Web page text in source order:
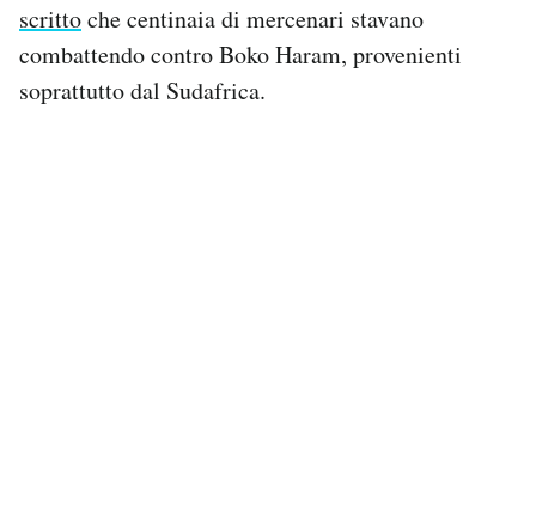
scrittoche centinaia di mercenari stavano
combattendo contro Boko Haram, provenienti
soprattutto dal Sudafrica.